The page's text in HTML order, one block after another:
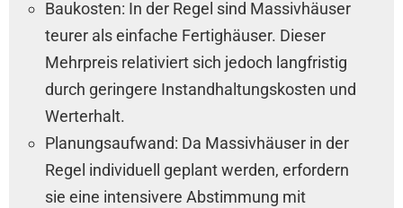
Baukosten: In der Regel sind Massivhäuser
teurer als einfache Fertighäuser. Dieser
Mehrpreis relativiert sich jedoch langfristig
durch geringere Instandhaltungskosten und
Werterhalt.
Planungsaufwand: Da Massivhäuser in der
Regel individuell geplant werden, erfordern
sie eine intensivere Abstimmung mit